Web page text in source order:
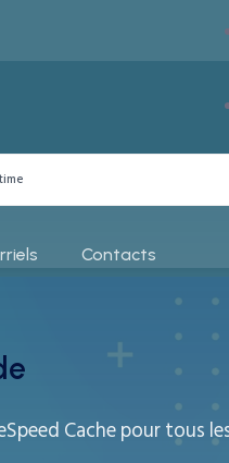
Contacts
Cache pour tous